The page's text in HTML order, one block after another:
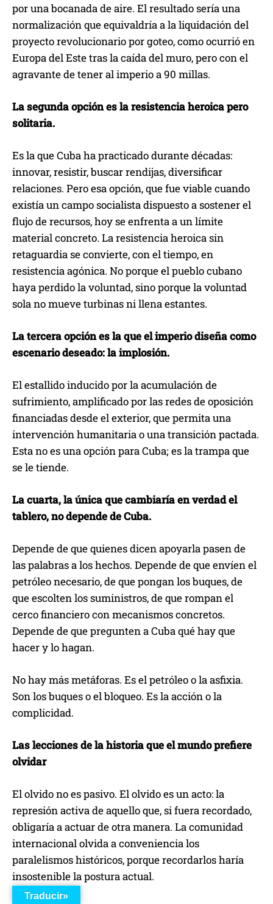
por una bocanada de aire. El resultado sería una
normalización que equivaldría a la liquidación del
proyecto revolucionario por goteo, como ocurrió en
Europa del Este tras la caída del muro, pero con el
agravante de tener al imperio a 90 millas.
La segunda opción es la resistencia heroica pero
solitaria.
Es la que Cuba ha practicado durante décadas:
innovar, resistir, buscar rendijas, diversificar
relaciones. Pero esa opción, que fue viable cuando
existía un campo socialista dispuesto a sostener el
flujo de recursos, hoy se enfrenta a un límite
material concreto. La resistencia heroica sin
retaguardia se convierte, con el tiempo, en
resistencia agónica. No porque el pueblo cubano
haya perdido la voluntad, sino porque la voluntad
sola no mueve turbinas ni llena estantes.
La tercera opción es la que el imperio diseña como
escenario deseado: la implosión.
El estallido inducido por la acumulación de
sufrimiento, amplificado por las redes de oposición
financiadas desde el exterior, que permita una
intervención humanitaria o una transición pactada.
Esta no es una opción para Cuba; es la trampa que
se le tiende.
La cuarta, la única que cambiaría en verdad el
tablero, no depende de Cuba.
Depende de que quienes dicen apoyarla pasen de
las palabras a los hechos. Depende de que envíen el
petróleo necesario, de que pongan los buques, de
que escolten los suministros, de que rompan el
cerco financiero con mecanismos concretos.
Depende de que pregunten a Cuba qué hay que
hacer y lo hagan.
No hay más metáforas. Es el petróleo o la asfixia.
Son los buques o el bloqueo. Es la acción o la
complicidad.
Las lecciones de la historia que el mundo prefiere
olvidar
El olvido no es pasivo. El olvido es un acto: la
represión activa de aquello que, si fuera recordado,
obligaría a actuar de otra manera. La comunidad
internacional olvida a conveniencia los
paralelismos históricos, porque recordarlos haría
insostenible la postura actual.
Traducir»